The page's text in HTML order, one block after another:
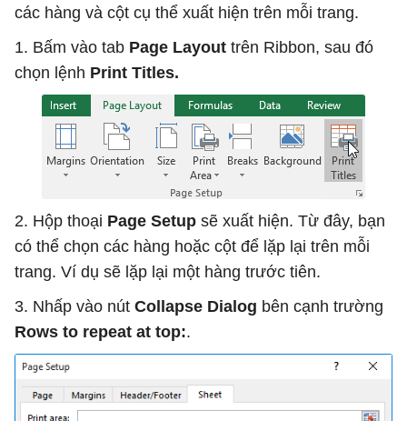
các hàng và cột cụ thể xuất hiện trên mỗi trang.
1. Bấm vào tab Page Layout trên Ribbon, sau đó
chọn lệnh Print Titles.
2. Hộp thoại Page Setup sẽ xuất hiện. Từ đây, bạn
có thể chọn các hàng hoặc cột để lặp lại trên mỗi
trang. Ví dụ sẽ lặp lại một hàng trước tiên.
3. Nhấp vào nút Collapse Dialog bên cạnh trường
Rows to repeat at top:.